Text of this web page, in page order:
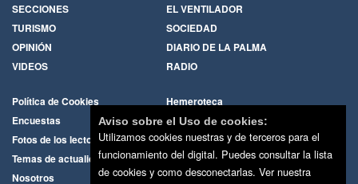
SECCIONES
EL VENTILADOR
TURISMO
SOCIEDAD
OPINIÓN
DIARIO DE LA PALMA
VIDEOS
RADIO
Política de Cookies
Hemeroteca
Encuestas
Cartas de los lectores
Fotos de los lectores
Galerías de imágenes
Temas de actualidad
Principios Editoriales
Nosotros
Publicidad
Aviso sobre el Uso de cookies:
Utilizamos cookies nuestras y de terceros para el
funcionamiento del digital. Puedes consultar la lista
de cookies y como desconectarlas. Ver nuestra